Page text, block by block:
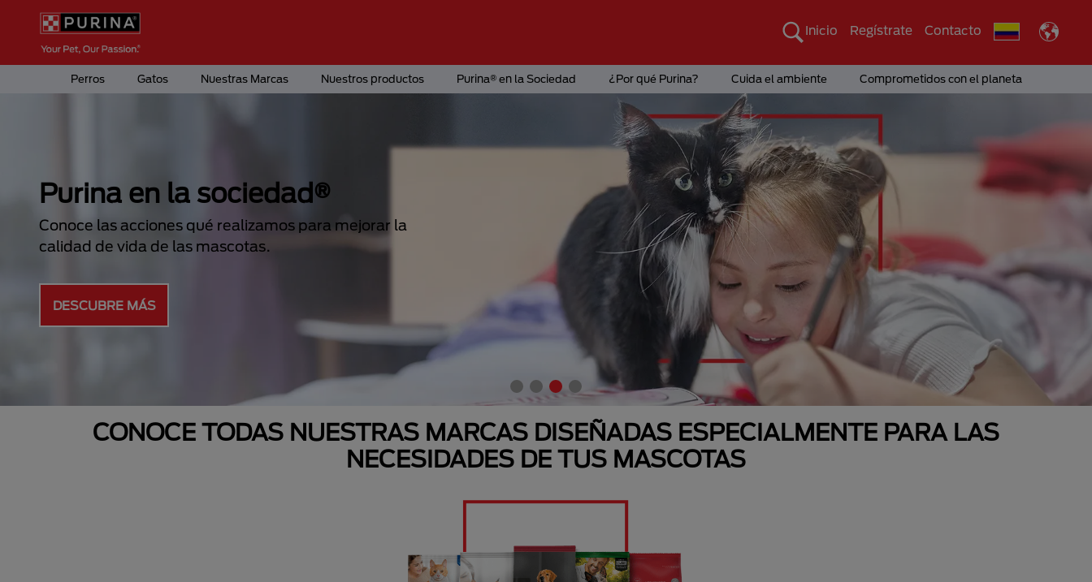
Pasar al contenido principal
Menú Secundario Purina
Inicio Regístrate Contacto
Menú Principal Purina
Perros Gatos Nuestras Marcas Nuestros productos Purina® en la Sociedad ¿Por qué Purina? Cuida el ambiente Comprometidos con el planeta
CONOCE TODAS NUESTRAS MARCAS DISEÑADAS ESPECIALMENTE PARA LAS
NECESIDADES DE TUS MASCOTAS